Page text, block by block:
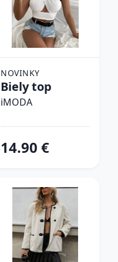
NOVINKY
Biely top
iMODA
14.90 €